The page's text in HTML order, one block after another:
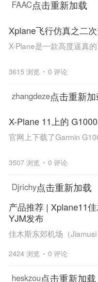
FAAC点击重新加载
Xplane飞行仿真之二
3615 浏览 0 评论
zhangdeze点击重新
X-Plane 11上的
3507 浏览 0 评论
Djrichy点击重新加载
产品推荐 | Xplane11佳
2424 浏览 0 评论
heskzou点击重新加载